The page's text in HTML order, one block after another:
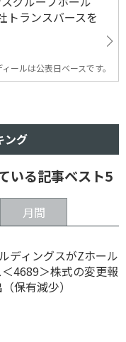
トランスバースを
ールは公表日ベースです。
ング
いる記事ベスト5
月間
ディングスがZホール
4689＞株式の変更報
保有減少）